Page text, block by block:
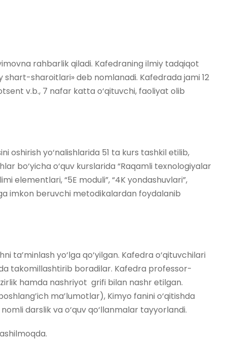
rahbarlik qiladi. Kafedraning ilmiy tadqiqot
shart-sharoitlari» deb nomlanadi. Kafedrada jami 12
v.b., 7 nafar katta o‘qituvchi, faoliyat olib
oshirish yo‘nalishlarida 51 ta kurs tashkil etilib,
bo‘yicha o‘quv kurslarida “Raqamli texnologiyalar
elementlari, “5E moduli”, “4K yondashuvlari”,
imkon beruvchi metodikalardan foydalanib
ta’minlash yo‘lga qo‘yilgan. Kafedra o‘qituvchilari
takomillashtirib boradilar. Kafedra professor-
hamda nashriyot grifi bilan nashr etilgan.
ma’lumotlar), Kimyo fanini o‘qitishda
darslik va o‘quv qo‘llanmalar tayyorlandi.